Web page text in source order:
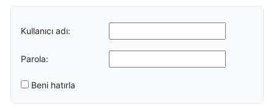
Kullanıcı adı:
Parola:
Beni hatırla